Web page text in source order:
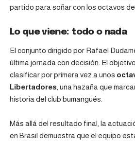
partido para soñar con los octavos
Lo que viene: todo o nada
El conjunto dirigido por Rafael
última jornada con decisión. El
clasificar por primera vez a unos
Libertadores , una hazaña que
historia del club bumangués.
Más allá del resultado final, la
en Brasil demuestra que el equipo